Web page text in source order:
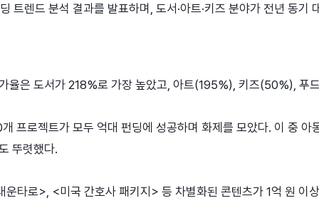
트렌드 분석 결과를 발표하며, 도서·아트·키즈 분야가 전년 동기
율은 도서가 218%로 가장 높았고, 아트(195%), 키즈(50%), 푸
프로젝트가 모두 억대 펀딩에 성공하며 화제를 모았다. 이 중 아
뚜렷했다.
운타로>, <미국 간호사 패키지> 등 차별화된 콘텐츠가 1억 원 이